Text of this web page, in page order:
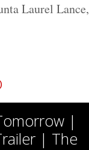
Laurel Lance,
|
| The